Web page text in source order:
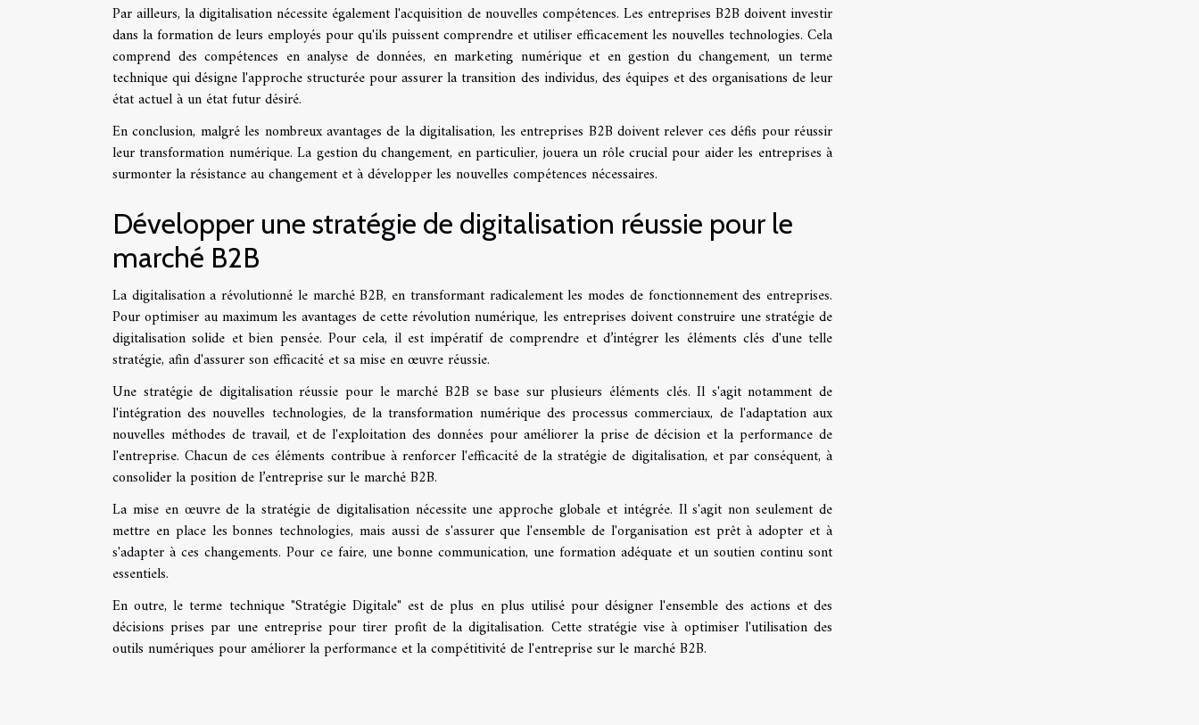
Par ailleurs, la digitalisation nécessite également l'acquisition de nouvelles compétences. Les entreprises B2B doivent investir
dans la formation de leurs employés pour qu'ils puissent comprendre et utiliser efficacement les nouvelles technologies. Cela
comprend des compétences en analyse de données, en marketing numérique et en gestion du changement, un terme
technique qui désigne l'approche structurée pour assurer la transition des individus, des équipes et des organisations de leur
état actuel à un état futur désiré.
En conclusion, malgré les nombreux avantages de la digitalisation, les entreprises B2B doivent relever ces défis pour réussir
leur transformation numérique. La gestion du changement, en particulier, jouera un rôle crucial pour aider les entreprises à
surmonter la résistance au changement et à développer les nouvelles compétences nécessaires.
Développer une stratégie de digitalisation réussie pour le
marché B2B
La digitalisation a révolutionné le marché B2B, en transformant radicalement les modes de fonctionnement des entreprises.
Pour optimiser au maximum les avantages de cette révolution numérique, les entreprises doivent construire une stratégie de
digitalisation solide et bien pensée. Pour cela, il est impératif de comprendre et d’intégrer les éléments clés d'une telle
stratégie, afin d'assurer son efficacité et sa mise en œuvre réussie.
Une stratégie de digitalisation réussie pour le marché B2B se base sur plusieurs éléments clés. Il s'agit notamment de
l'intégration des nouvelles technologies, de la transformation numérique des processus commerciaux, de l'adaptation aux
nouvelles méthodes de travail, et de l'exploitation des données pour améliorer la prise de décision et la performance de
l'entreprise. Chacun de ces éléments contribue à renforcer l'efficacité de la stratégie de digitalisation, et par conséquent, à
consolider la position de l’entreprise sur le marché B2B.
La mise en œuvre de la stratégie de digitalisation nécessite une approche globale et intégrée. Il s'agit non seulement de
mettre en place les bonnes technologies, mais aussi de s'assurer que l'ensemble de l'organisation est prêt à adopter et à
s'adapter à ces changements. Pour ce faire, une bonne communication, une formation adéquate et un soutien continu sont
essentiels.
En outre, le terme technique "Stratégie Digitale" est de plus en plus utilisé pour désigner l'ensemble des actions et des
décisions prises par une entreprise pour tirer profit de la digitalisation. Cette stratégie vise à optimiser l'utilisation des
outils numériques pour améliorer la performance et la compétitivité de l'entreprise sur le marché B2B.